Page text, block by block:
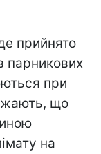
прийнято
парникових
при
що
на